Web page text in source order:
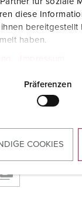
diese
haben.
Präferenzen
COOKIES
Måttritning
aluminium
RoHS